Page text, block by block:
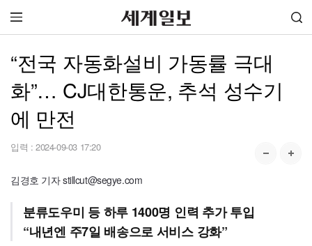
“전국 자동화설비 가동률 극대
화”… CJ대한통운, 추석 성수기
에 만전
입력 : 2024-09-03 17:20
김경호 기자 stillcut@segye.com
분류도우미 등 하루 1400명 인력 추가 투입
“내년엔 주7일 배송으로 서비스 강화”